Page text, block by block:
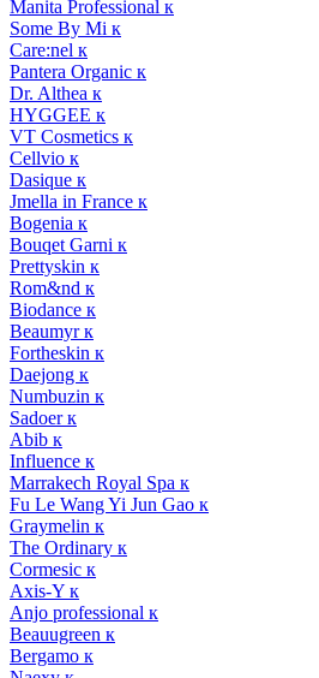
Manita Professional к
Some By Mi к
Care:nel к
Pantera Organic к
Dr. Althea к
HYGGEE к
VT Cosmetics к
Cellvio к
Dasique к
Jmella in France к
Bogenia к
Bouqet Garni к
Prettyskin к
Rom&nd к
Biodance к
Beaumyr к
Fortheskin к
Daejong к
Numbuzin к
Sadoer к
Abib к
Influence к
Marrakech Royal Spa к
Fu Le Wang Yi Jun Gao к
Graymelin к
The Ordinary к
Cormesic к
Axis-Y к
Anjo professional к
Beauugreen к
Bergamo к